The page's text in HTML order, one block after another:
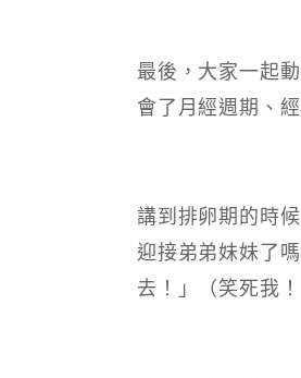
最後，大家一起
會了月經週期、
講到排卵期的時
迎接弟弟妹妹了
去！」（笑死我！